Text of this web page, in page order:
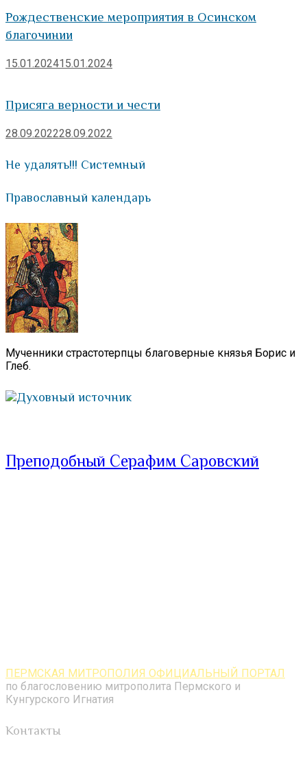
Рождественские мероприятия в Осинском
благочинии
15.01.202415.01.2024
Присяга верности и чести
28.09.202228.09.2022
Не удалять!!! Системный
Православный календарь
Мученники страстотерпцы благоверные князья Борис и
Глеб.
Духовный источник
Преподобный Серафим Саровский
ПЕРМСКАЯ МИТРОПОЛИЯ ОФИЦИАЛЬНЫЙ ПОРТАЛ
по благословению митрополита Пермского и
Кунгурского Игнатия
Контакты